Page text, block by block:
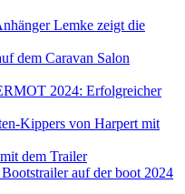
Lemke zeigt die
dem Caravan Salon
2024: Erfolgreicher
Kippers von Harpert mit
dem Trailer
auf der boot 2024